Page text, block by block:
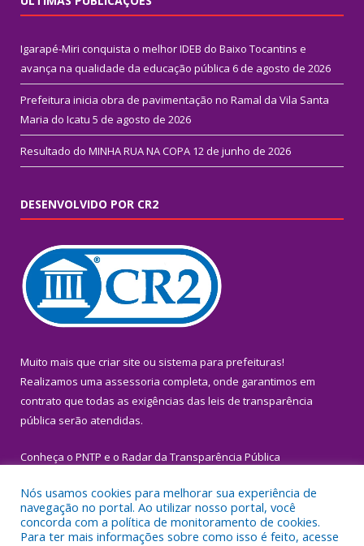
Igarapé-Miri conquista o melhor IDEB do Baixo Tocantins e
avança na qualidade da educação pública 6 de agosto de 2026
Prefeitura inicia obra de pavimentação no Ramal da Vila Santa
Maria do Icatu 5 de agosto de 2026
Resultado do MINHA RUA NA COPA 12 de junho de 2026
DESENVOLVIDO POR CR2
Muito mais que criar site ou sistema para prefeituras!
Realizamos uma assessoria completa, onde garantimos em
contrato que todas as exigências das leis de transparência
pública serão atendidas.
Conheça o PNTP e o Radar da Transparência Pública
Todos os direitos reservados a Prefeitura Municipal de Igarapé-
Nós usamos cookies para melhorar sua experiência de
navegação no portal. Ao utilizar nosso portal, você
concorda com a política de monitoramento de cookies.
Para ter mais informações sobre como isso é feito, acesse